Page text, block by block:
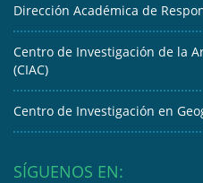
Dirección Académica de
Centro de Investigación de la
(CIAC)
Centro de Investigación en
SÍGUENOS EN: